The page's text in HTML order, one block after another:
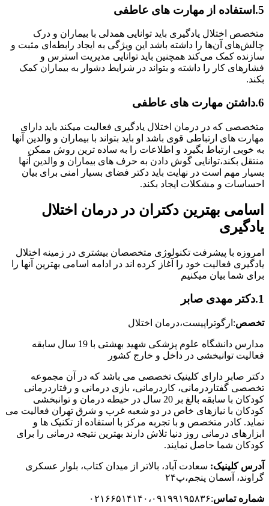
5.استفاده از مهارت های عاطفی
متخصص اختلال یادگیری باید توانایی همدلی با بیماران و درک
چالش‌های آن‌ها را داشته باشد این ویژگی به ایجاد رابطه‌ای مثبت و
سازنده کمک می‌کند همچنین باید توانایی مدیریت استرس و
فشارهای کار را داشته و بتواند در شرایط دشوار به بیماران کمک
بکند.
6.داشتن مهارت های عاطفی
متخصصی که در درمان اختلال یادگیری فعالیت میکند باید دارای
مهارت های ارتباطی قوی باشد او باید بتواند با بیماران و والدین آنها
به خوبی ارتباط بگیرد و اطلاعات را به ساده ترین روش ممکن
منتقل بکند،توانایی گوش دادن به حرف های بیماران و والدین آنها
بسیار مهم است در نهایت باید دکتر فضای بسیار امنی برای بیان
احساسات و مشکلات ایجاد بکند.
اسامی بهترین دکتران در درمان اختلال
یادگیری
امروزه با پیشرفت تکنولوژی متخصصان بیشتری در زمینه اختلال
یادگیری فعالیت خود را آغاز کرده اند در ادامه اسامی بهترین آنها را
برای شما بیان میکنیم
1.دکتر مهدی صابر
تخصص:ارگوتراپیست،درمان اختلال
مدارس دانشگاه علوم پزشکی شهید بهشتی با 19 سال سابقه
فعالیت توانبخشی در داخل و خارج کشور
دکتر صابر دارای کلینیک تخصصی می باشد که در آن مجموعه
تخصصی گفتاردرمانی، کاردرمانی، بازی درمانی و رفتاردرمانی
کودکان با سابقه بالغ بر 20 سال در حیطه درمان و توانبخشی
کودکان با نیازهای خاص در دو شعبه غرب و شرق تهران فعالیت می
نماید. کادر متخصص و با تجربه مرکز با استفاده از تکنیک ها و
ابزارهای درمانی روز دنیا تلاش دارند بهترین نتیجه درمانی را برای
کودکان شما حاصل نمایند.
آدرس کلینیک: سعادت آباد، بالاتر از میدان کتاب، بلوار عسکری
گراوند، آسمان پنجم،پ۲۴
شماره تماس:۰۲۱۶۶۵۱۴۱۴۰،۰۹۱۹۹۱۹۵۸۳۶